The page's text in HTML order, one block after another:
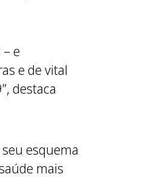
e
e de vital
destaca
esquema
mais